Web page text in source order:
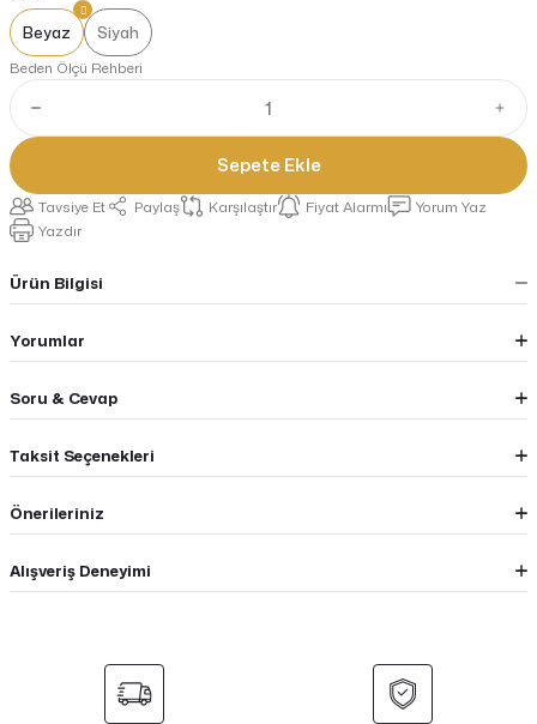
Beyaz
Siyah
Beden Ölçü Rehberi
Sepete Ekle
Tavsiye Et Paylaş Karşılaştır Fiyat Alarmı
Yorum Yaz
Yazdır
Ürün Bilgisi
Yorumlar
Soru & Cevap
Taksit Seçenekleri
Önerileriniz
Alışveriş Deneyimi